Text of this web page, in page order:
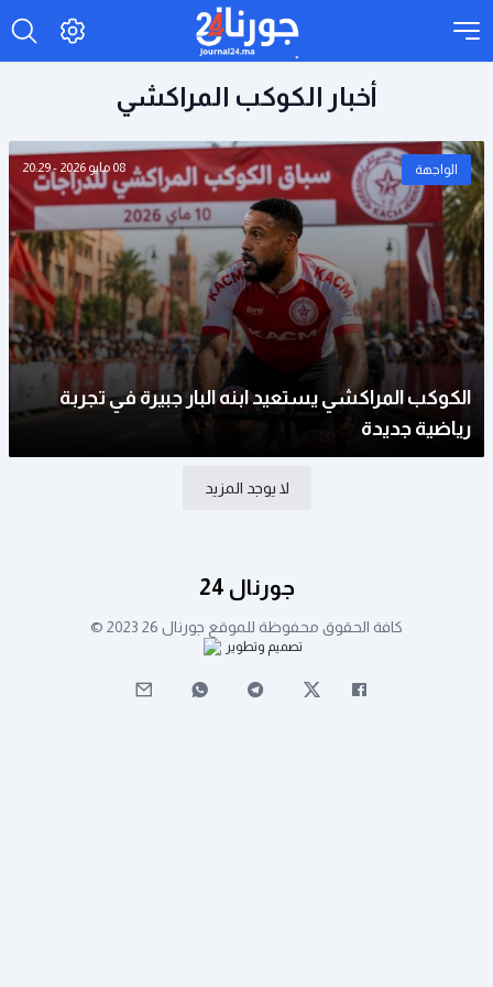
أخبار الكوكب المراكشي
الواجهة 08 مايو 2026 - 20:29
الكوكب المراكشي يستعيد ابنه البار جبيرة في تجربة
رياضية جديدة
لا يوجد المزيد
جورنال 24
كافة الحقوق محفوظة للموقع جورنال 26 2023 ©
تصميم وتطوير